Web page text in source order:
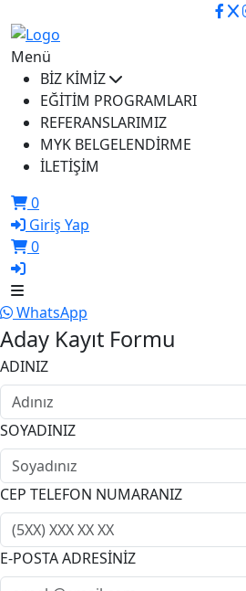
Menü
BİZ KİMİZ
EĞİTİM PROGRAMLARI
REFERANSLARIMIZ
MYK BELGELENDİRME
İLETİŞİM
0
Giriş Yap
0
WhatsApp
Aday Kayıt Formu
ADINIZ
SOYADINIZ
CEP TELEFON NUMARANIZ
E-POSTA ADRESİNİZ